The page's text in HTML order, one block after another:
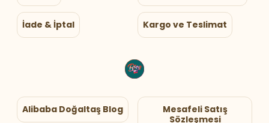
İade & İptal Kargo ve Teslimat
Alibaba Doğaltaş Blog
Mesafeli Satış
Sözleşmesi